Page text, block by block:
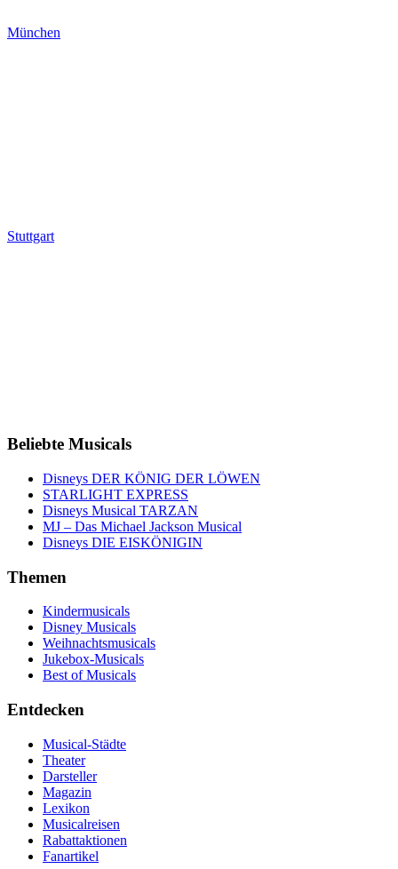
München
Stuttgart
Beliebte Musicals
Disneys DER KÖNIG DER LÖWEN
STARLIGHT EXPRESS
Disneys Musical TARZAN
MJ – Das Michael Jackson Musical
Disneys DIE EISKÖNIGIN
Themen
Kindermusicals
Disney Musicals
Weihnachtsmusicals
Jukebox-Musicals
Best of Musicals
Entdecken
Musical-Städte
Theater
Darsteller
Magazin
Lexikon
Musicalreisen
Rabattaktionen
Fanartikel